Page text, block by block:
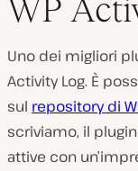
WP
Uno dei migliori
Activity Log. È
sul repository di
scriviamo, il
attive con